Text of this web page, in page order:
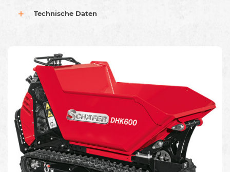
Technische Daten